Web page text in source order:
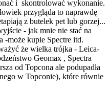
i skontrolować wykonanie.
przygląda to naprawdę
z butelek pet lub gorzej...
- jak mnie nie stać na
-może kupie Spectre itd.
że wielka trójka - Leica-
Geomax , Spectra
od Topcona ale podupadła
w Topconie), które równie